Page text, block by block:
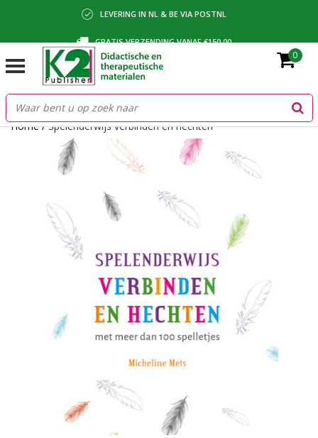
LEVERING IN NL & BE VIA POSTNL
GRATIS VERZENDING VANAF €150,00
BETALING VIA IDEAL, BANCONTACT OF FACTUUR
0
Home/Spelenderwijs verbinden en hechten